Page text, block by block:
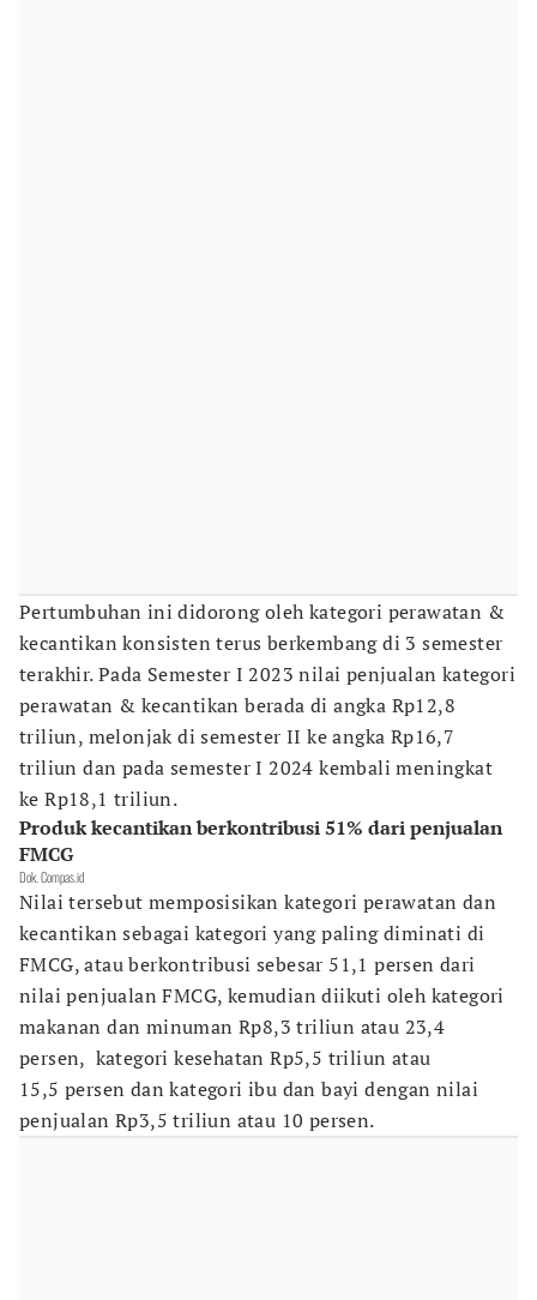
Pertumbuhan ini didorong oleh kategori perawatan &
kecantikan konsisten terus berkembang di 3 semester
terakhir. Pada Semester I 2023 nilai penjualan kategori
perawatan & kecantikan berada di angka Rp12,8
triliun, melonjak di semester II ke angka Rp16,7
triliun dan pada semester I 2024 kembali meningkat
ke Rp18,1 triliun.
Produk kecantikan berkontribusi 51% dari penjualan
FMCG
Dok. Compas.id
Nilai tersebut memposisikan kategori perawatan dan
kecantikan sebagai kategori yang paling diminati di
FMCG, atau berkontribusi sebesar 51,1 persen dari
nilai penjualan FMCG, kemudian diikuti oleh kategori
makanan dan minuman Rp8,3 triliun atau 23,4
persen, kategori kesehatan Rp5,5 triliun atau
15,5 persen dan kategori ibu dan bayi dengan nilai
penjualan Rp3,5 triliun atau 10 persen.